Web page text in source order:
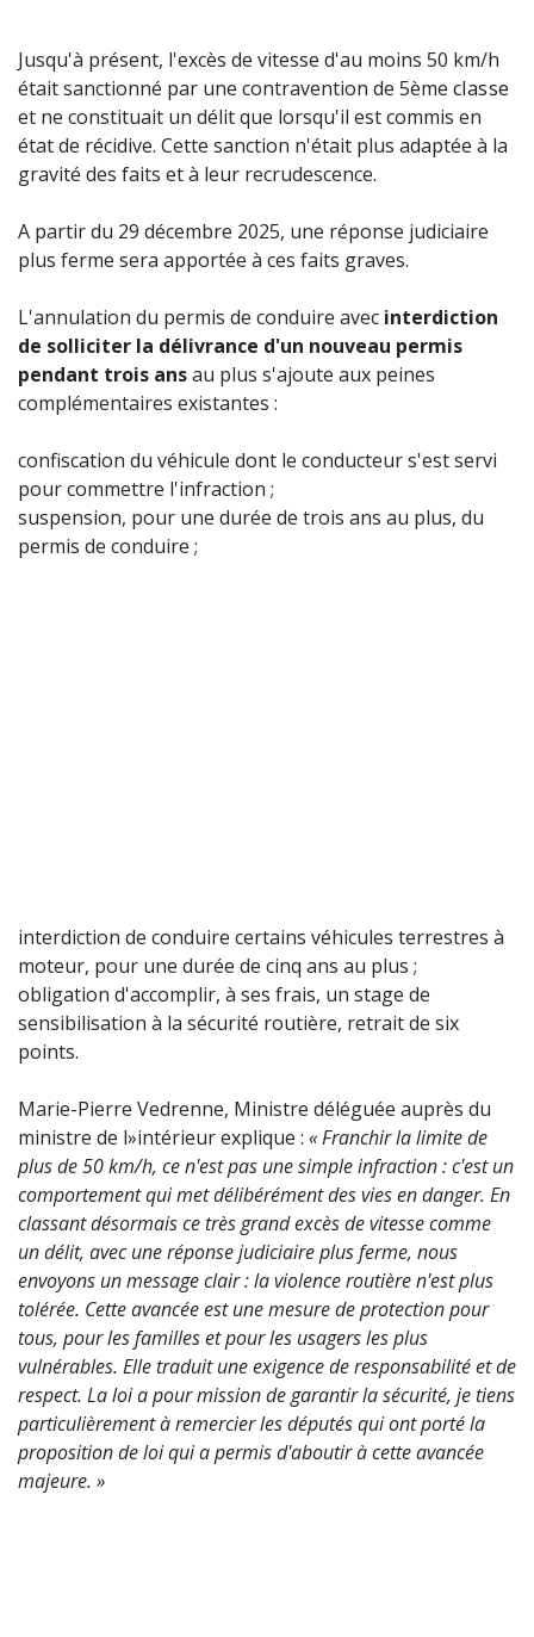
Jusqu'à présent, l'excès de vitesse d'au moins 50 km/h
était sanctionné par une contravention de 5ème classe
et ne constituait un délit que lorsqu'il est commis en
état de récidive. Cette sanction n'était plus adaptée à la
gravité des faits et à leur recrudescence.
A partir du 29 décembre 2025, une réponse judiciaire
plus ferme sera apportée à ces faits graves.
L'annulation du permis de conduire avec interdiction
de solliciter la délivrance d'un nouveau permis
pendant trois ansau plus s'ajoute aux peines
complémentaires existantes :
confiscation du véhicule dont le conducteur s'est servi
pour commettre l'infraction ;
suspension, pour une durée de trois ans au plus, du
permis de conduire ;
interdiction de conduire certains véhicules terrestres à
moteur, pour une durée de cinq ans au plus ;
obligation d'accomplir, à ses frais, un stage de
sensibilisation à la sécurité routière, retrait de six
points.
Marie-Pierre Vedrenne, Ministre déléguée auprès du
ministre de l»intérieur explique : « Franchir la limite de
plus de 50 km/h, ce n'est pas une simple infraction : c'est un
comportement qui met délibérément des vies en danger. En
classant désormais ce très grand excès de vitesse comme
un délit, avec une réponse judiciaire plus ferme, nous
envoyons un message clair : la violence routière n'est plus
tolérée. Cette avancée est une mesure de protection pour
tous, pour les familles et pour les usagers les plus
vulnérables. Elle traduit une exigence de responsabilité et de
respect. La loi a pour mission de garantir la sécurité, je tiens
particulièrement à remercier les députés qui ont porté la
proposition de loi qui a permis d'aboutir à cette avancée
majeure. »